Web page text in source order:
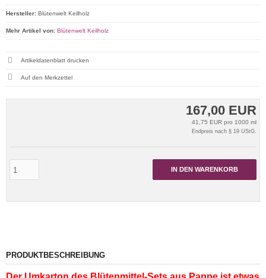
167,00 EUR
41,75 EUR pro 1000 ml
Endpreis nach § 19 UStG.
IN DEN WARENKORB
Hersteller: Blütenwelt Keilholz
Mehr Artikel von: Blütenwelt Keilholz
Artikeldatenblatt drucken
PRODUKTBESCHREIBUNG